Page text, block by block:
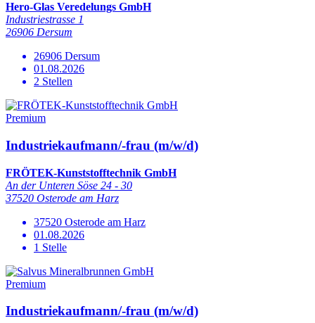
Hero-Glas Veredelungs GmbH
Industriestrasse 1
26906 Dersum
26906 Dersum
01.08.2026
2 Stellen
Premium
Industriekaufmann/-frau (m/w/d)
FRÖTEK-Kunststofftechnik GmbH
An der Unteren Söse 24 - 30
37520 Osterode am Harz
37520 Osterode am Harz
01.08.2026
1 Stelle
Premium
Industriekaufmann/-frau (m/w/d)